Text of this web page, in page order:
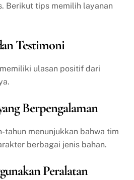
Berikut tips memilih layanan
Testimoni
ulasan positif dari
Berpengalaman
tahun menunjukkan bahwa tim
berbagai jenis bahan.
Peralatan